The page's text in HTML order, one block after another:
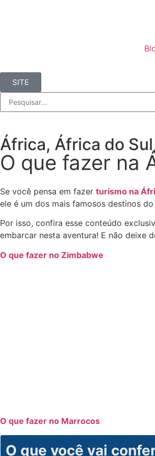
SITE
África, África do Sul
O que fazer na
Se você pensa em fazer turismo na
ele é um dos mais famosos destinos
Por isso, confira esse conteúdo
embarcar nesta aventura! E não deixe
O que fazer no Zimbabwe
O que fazer no Marrocos
O que você vai